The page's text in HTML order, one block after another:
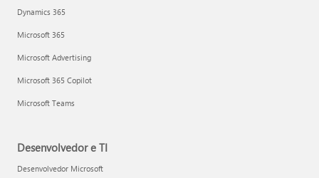
Dynamics 365
Microsoft 365
Microsoft Advertising
Microsoft 365 Copilot
Microsoft Teams
Desenvolvedor e TI
Desenvolvedor Microsoft